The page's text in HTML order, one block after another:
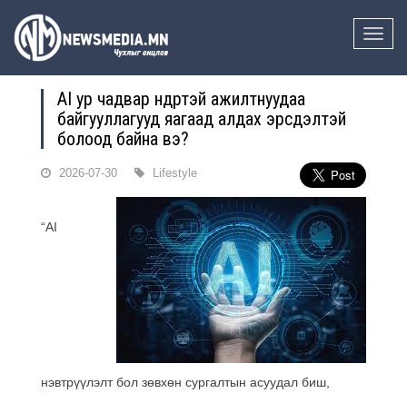
Toggle
AI ур чадвар өндөртэй ажилтнуудаа
байгууллагууд яагаад алдах эрсдэлтэй
болоод байна вэ?
2026-07-30 Lifestyle
“AI
нэвтрүүлэлт бол зөвхөн сургалтын асуудал биш,